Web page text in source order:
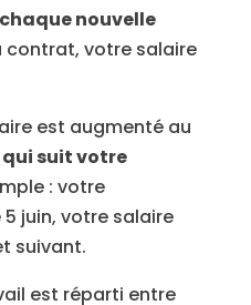
nouvelle
contrat, votre salaire
est augmenté au
suit votre
: votre
juin, votre salaire
suivant.
est réparti entre